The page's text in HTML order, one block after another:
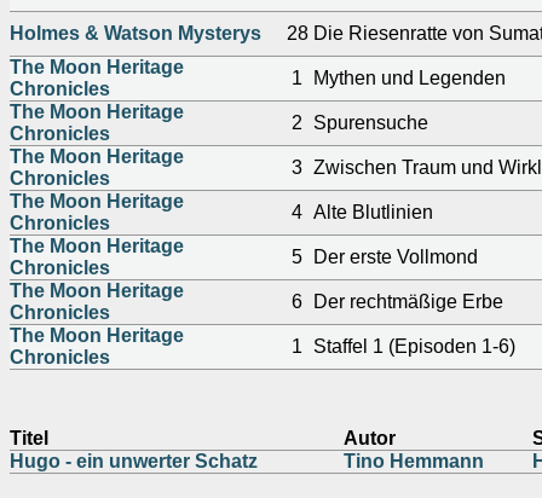
Holmes & Watson Mysterys 28 Die Riesenratte von
The Moon Heritage
Chronicles
1
Mythen und Legenden
The Moon Heritage
Chronicles
2
Spurensuche
The Moon Heritage
Chronicles
3 Zwischen Traum und
The Moon Heritage
Chronicles
4 Alte Blutlinien
The Moon Heritage
Chronicles
5
Der erste Vollmond
The Moon Heritage
Chronicles
6
Der rechtmäßige Erbe
The Moon Heritage
Chronicles
1 Staffel 1 (Episoden 1-6)
Titel Autor
Hugo - ein unwerter Schatz
Tino Hemmann